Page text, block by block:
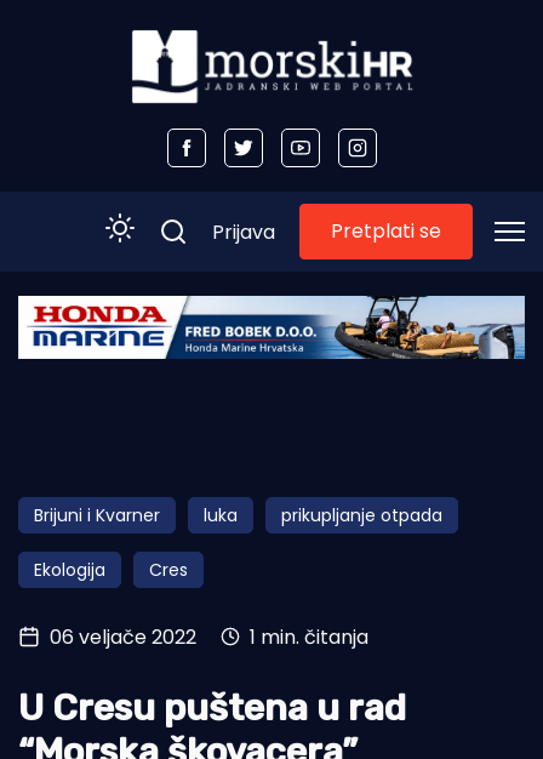
Početna
Obala
Otoci
Turizam i nautika
Pomorstvo
Ekologija
Prijava Pretplati se
Brijuni i Kvarner luka prikupljanje otpada
Ekologija Cres
06 veljače 2022 1 min. čitanja
U Cresu puštena u rad